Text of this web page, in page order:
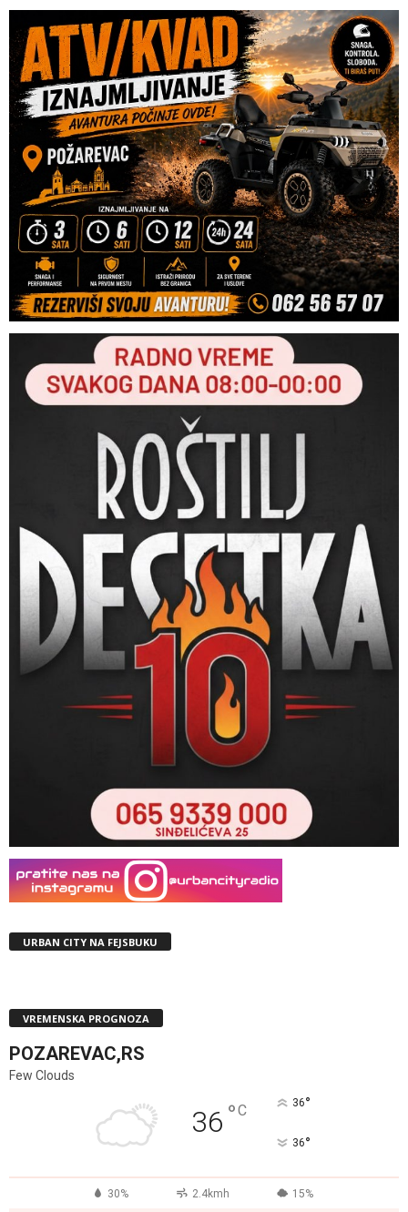
URBAN CITY NA FEJSBUKU
VREMENSKA PROGNOZA
POZAREVAC,RS
Few Clouds
36 °C 36°
36°
30% 2.4kmh 15%